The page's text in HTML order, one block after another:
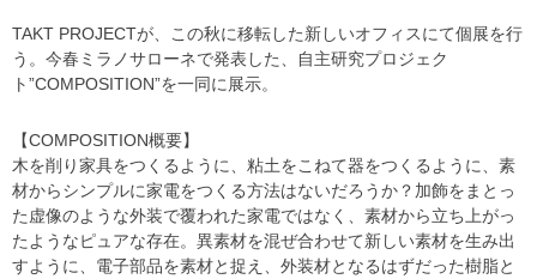
TAKT PROJECTが、この秋に移転した新しいオフィスにて個展を行
う。今春ミラノサローネで発表した、自主研究プロジェク
ト”COMPOSITION”を一同に展示。
【COMPOSITION概要】
木を削り家具をつくるように、粘土をこねて器をつくるように、素
材からシンプルに家電をつくる方法はないだろうか？加飾をまとっ
た虚像のような外装で覆われた家電ではなく、素材から立ち上がっ
たようなピュアな存在。異素材を混ぜ合わせて新しい素材を生み出
すように、電子部品を素材と捉え、外装材となるはずだった樹脂と